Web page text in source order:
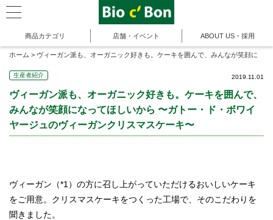
商品カテゴリ 店舗・イベント ABOUT US・採用
ホーム > ヴィーガン派も、オーガニック好きも。ケーキを囲んで、みんなが笑顔に
生産者紹介 2019.11.01
ヴィーガン派も、オーガニック好きも。ケーキを囲んで、
みんなが笑顔になってほしいから 〜ガトー・ド・ボワイ
ヤージュのヴィーガンクリスマスケーキ〜
ヴィーガン（*1）の方に召し上がっていただけるおいしいケーキ
をご用意。クリスマスケーキをつくった工場で、そのこだわりを
聞きました。